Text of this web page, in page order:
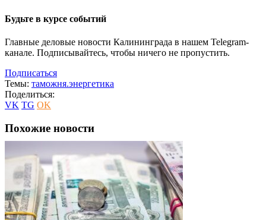
Будьте в курсе событий
Главные деловые новости Калининграда в нашем Telegram-
канале. Подписывайтесь, чтобы ничего не пропустить.
Подписаться
Темы: таможня.энергетика
Поделиться:
VK TG OK
Похожие новости